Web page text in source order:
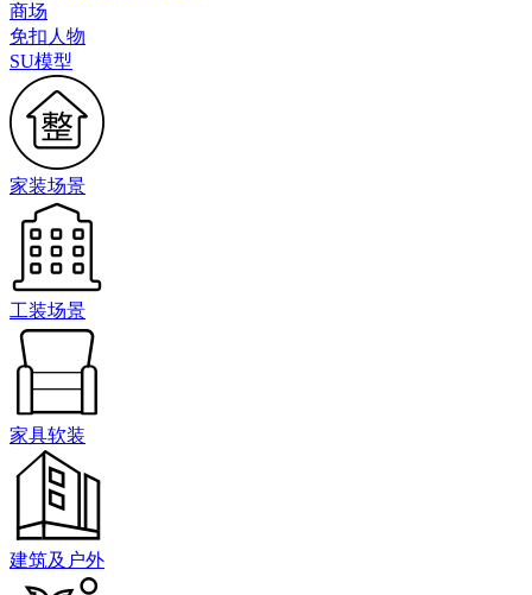
商场
免扣人物
SU模型
家装场景
工装场景
家具软装
建筑及户外